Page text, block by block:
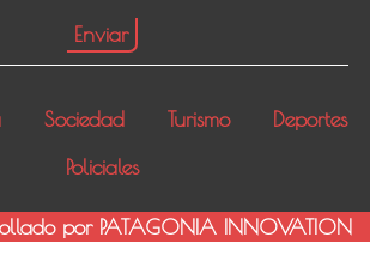
Sociedad Turismo
Deportes
Policiales
por PATAGONIA INNOVATION